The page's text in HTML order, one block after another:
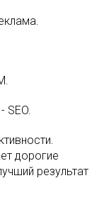
дорогие
результат